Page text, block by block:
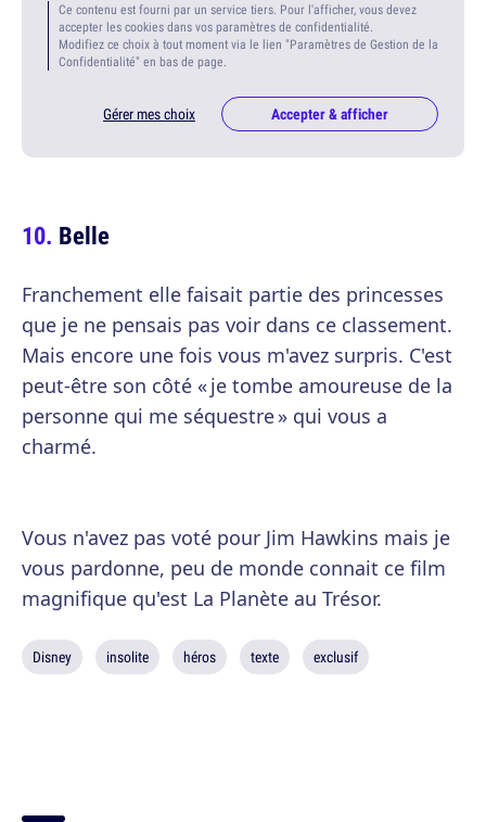
Ce contenu est fourni par un service tiers. Pour l'afficher, vous devez
accepter les cookies dans vos paramètres de confidentialité.
Modifiez ce choix à tout moment via le lien "Paramètres de Gestion de la
Confidentialité" en bas de page.
Gérer mes choix Accepter & afficher
Belle
Franchement elle faisait partie des princesses
que je ne pensais pas voir dans ce classement.
Mais encore une fois vous m'avez surpris. C'est
peut-être son côté « je tombe amoureuse de la
personne qui me séquestre » qui vous a
charmé.
Vous n'avez pas voté pour Jim Hawkins mais je
vous pardonne, peu de monde connait ce film
magnifique qu'est La Planète au Trésor.
Disney insolite héros texte exclusif